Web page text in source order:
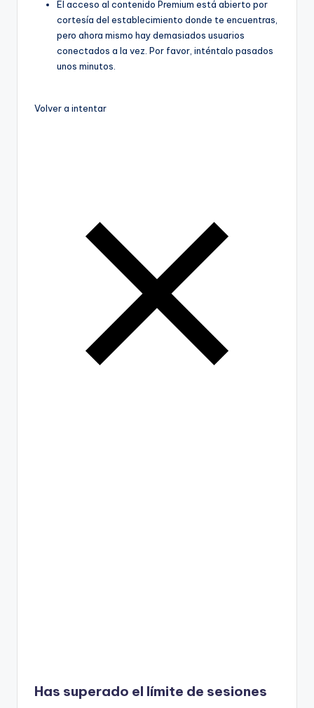
El acceso al contenido Premium está abierto por
cortesía del establecimiento donde te encuentras,
pero ahora mismo hay demasiados usuarios
conectados a la vez. Por favor, inténtalo pasados
unos minutos.
Volver a intentar
Has superado el límite de sesiones